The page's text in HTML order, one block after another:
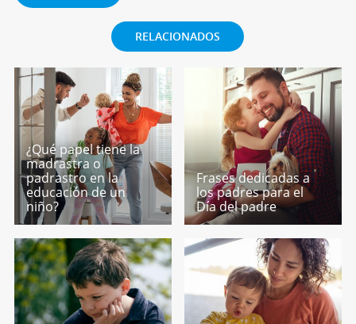
RELACIONADOS
¿Qué papel tiene la
madrastra o
padrastro en la
educación de un
niño?
Frases dedicadas a
los padres para el
Día del padre